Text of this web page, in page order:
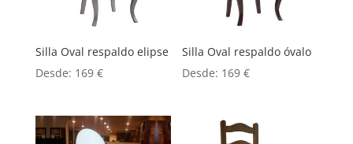
Silla Oval respaldo elipse
Desde: 169 €
Silla Oval respaldo óvalo
Desde: 169€